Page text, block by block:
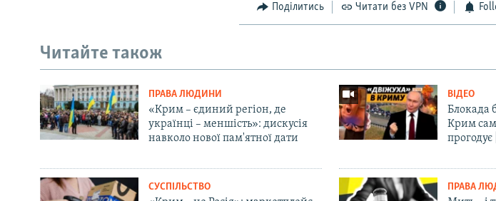
Поділитись Читати без VPN
Читайте також
ПРАВА ЛЮДИНИ
«Крим – єдиний регіон, де
українці – меншість»: дискусія
навколо нової пам'ятної дати
ВІДЕО
Блокада
Крим сам
прогодує
СУСПІЛЬСТВО ПРАВА